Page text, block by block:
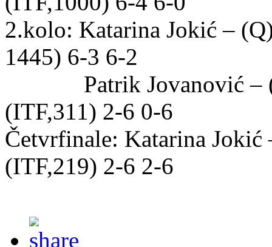
2.kolo: Katarina Jokić –
1445) 6-3 6-2
Patrik Jovanović –
(ITF,311) 2-6 0-6
Četvrfinale: Katarina
(ITF,219) 2-6 2-6